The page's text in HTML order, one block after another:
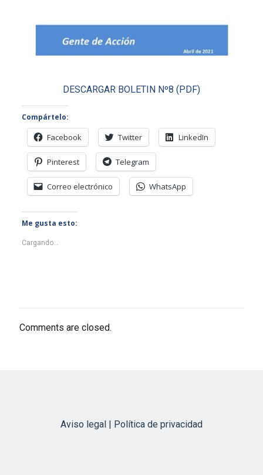
DESCARGAR BOLETIN Nº8 (PDF)
Compártelo:
Facebook Twitter LinkedIn
Pinterest Telegram
Correo electrónico WhatsApp
Me gusta esto:
Cargando...
Comments are closed.
Aviso legal | Política de privacidad